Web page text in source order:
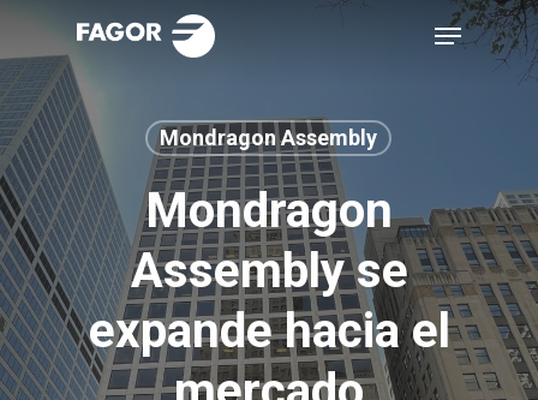
to
main
content
Menu
Mondragon Assembly
Mondragon
Assembly se
expande hacia el